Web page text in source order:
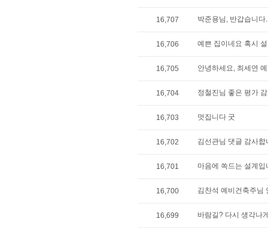
16,707 박준용님, 반갑습니
16,706 예쁜 집이네요 혹시
16,705 안녕하세요, 최세연
16,704 정철진님 좋은 평가
16,703 멋집니다 굿
16,702 김선관님 댓글 감사
16,701 마음에 쏙드는 설계
16,700 김찬석 예비건축주님
16,699 바람길? 다시 생각나